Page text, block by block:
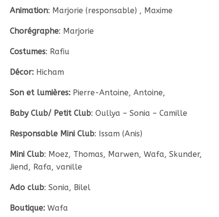
Animation: Marjorie (responsable) , Maxime
Chorégraphe: Marjorie
Costumes: Rafiu
Décor: Hicham
Son et lumières: Pierre-Antoine, Antoine,
Baby Club/ Petit Club: Oullya – Sonia – Camille
Responsable Mini Club: Issam (Anis)
Mini Club: Moez, Thomas, Marwen, Wafa, Skunder,
Jiend, Rafa, vanille
Ado club: Sonia, Bilel
Boutique: Wafa